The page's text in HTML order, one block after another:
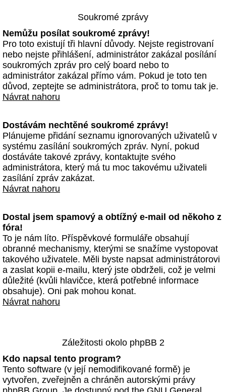
Soukromé zprávy
Nemůžu posílat soukromé zprávy!
Pro toto existují tři hlavní důvody. Nejste registrovaní
nebo nejste přihlášení, administrátor zakázal posílání
soukromých zpráv pro celý board nebo to
administrátor zakázal přímo vám. Pokud je toto ten
důvod, zeptejte se administrátora, proč to tomu tak je.
Návrat nahoru
Dostávám nechtěné soukromé zprávy!
Plánujeme přidání seznamu ignorovaných uživatelů v
systému zasílání soukromých zpráv. Nyní, pokud
dostáváte takové zprávy, kontaktujte svého
administrátora, který má tu moc takovému uživateli
zasílání zpráv zakázat.
Návrat nahoru
Dostal jsem spamový a obtížný e-mail od někoho z
fóra!
To je nám líto. Příspěvkové formuláře obsahují
obranné mechanismy, kterými se snažíme vystopovat
takového uživatele. Měli byste napsat administrátorovi
a zaslat kopii e-mailu, který jste obdrželi, což je velmi
důležité (kvůli hlavičce, která potřebné informace
obsahuje). Oni pak mohou konat.
Návrat nahoru
Záležitosti okolo phpBB 2
Kdo napsal tento program?
Tento software (v její nemodifikované formě) je
vytvořen, zveřejněn a chráněn autorskými právy